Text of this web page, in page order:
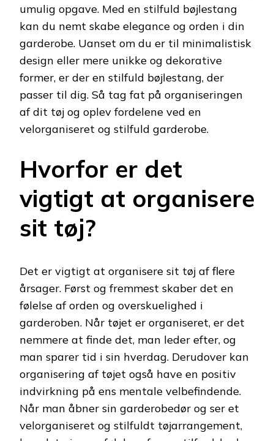
umulig opgave. Med en stilfuld bøjlestang
kan du nemt skabe elegance og orden i din
garderobe. Uanset om du er til minimalistisk
design eller mere unikke og dekorative
former, er der en stilfuld bøjlestang, der
passer til dig. Så tag fat på organiseringen
af dit tøj og oplev fordelene ved en
velorganiseret og stilfuld garderobe.
Hvorfor er det
vigtigt at organisere
sit tøj?
Det er vigtigt at organisere sit tøj af flere
årsager. Først og fremmest skaber det en
følelse af orden og overskuelighed i
garderoben. Når tøjet er organiseret, er det
nemmere at finde det, man leder efter, og
man sparer tid i sin hverdag. Derudover kan
organisering af tøjet også have en positiv
indvirkning på ens mentale velbefindende.
Når man åbner sin garderobedør og ser et
velorganiseret og stilfuldt tøjarrangement,